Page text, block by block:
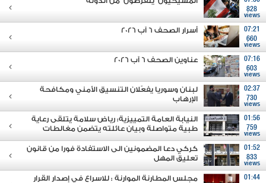
828
views
07:21
660
views
أسرار الصحف 6 آب 2026
07:16
603
views
عناوين الصحف 6 آب 2026
02:37
730
views
لبنان وسوريا يفعّلان التنسيق الأمني ومكافحة
الإرهاب
01:56
759
views
النيابة العامة التمييزية: رياض سلامة يتلقى رعاية
طبية متواصلة وبيان عائلته يتضمن مغالطات
01:52
833
views
كركي دعا المضمونين الى الاستفادة فورا من قانون
تعليق المهل
01:44
مجلس المطارنة الموارنة : للاسراع في إصدار القرار